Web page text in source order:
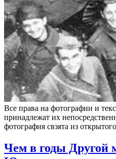
Все права на фотографии и
принадлежат их
фотография свзята из
Чем в годы Другой